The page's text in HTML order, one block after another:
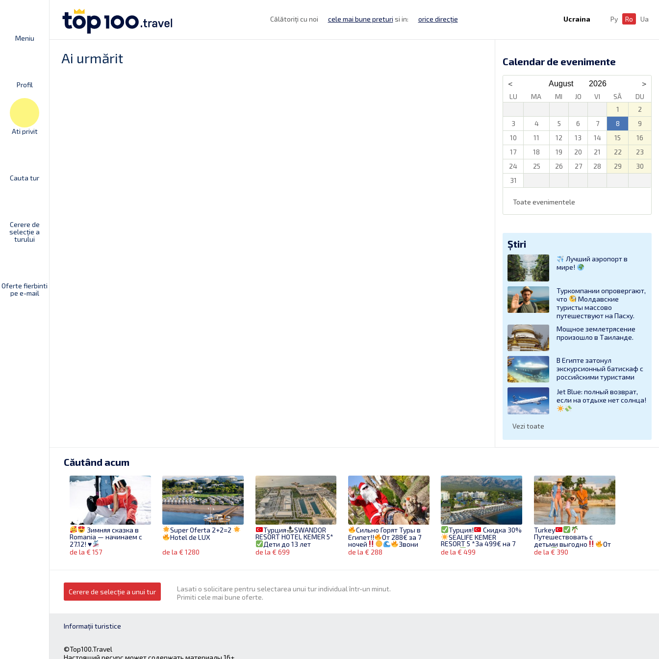
Meniu
Profil
Ati privit
Cauta tur
Cerere de
selecție a
turului
Oferte fierbinti
pe e-mail
Călătoriți cu noi cele mai bune preturi si in: orice direcție Ucraina Ру Ro Ua
Ai urmărit Calendar de evenimente
LU MA MI JO VI SÂ
DU
1
2
3
4 5 6 7 8
9
10
11 12 13 14 15
16
17
18 19 20 21 22
23
24
25 26 27 28 29
30
31
Toate evenimentele
Știri
Лучший аэропорт в
мире!
Туркомпании опровергают,
что
Молдавские
туристы массово
путешествуют на Пасху.
Мощное землетрясение
произошло в Таиланде.
В Египте затонул
экскурсионный батискаф с
российскими туристами
Jet Blue: полный возврат,
если на отдыхе нет солнца!
Vezi toate
Căutând acum
Зимняя сказка в
Romania — начинаем с
27.12! ♥
de la € 157
Super Oferta 2+2=2
Hotel de LUX
de la € 1280
Турция
SWANDOR
RESORT HOTEL KEMER 5*
Дети до 13 лет
отдыхают бесплатно*
de la € 699
Сильно Горят Туры в
Египет!!
От 288€ за 7
ночей
Звони
сейчас!
de la € 288
Турция!
Скидка 30%
SEALIFE KEMER
RESORT 5 *За 499€ на 7
дней!
Бронируй
сейчас!
de la € 499
Turkey
Путешествовать с
детьми выгодно
От
390€
Бронируй сейчас!
de la € 390
Muntenegru cu zbor
de la € 390
Cerere de selecție a unui tur
Lasati o solicitare pentru selectarea unui tur individual într-un minut.
Primiti cele mai bune oferte.
Informații turistice
©Top100.Travel
Настоящий ресурс может содержать материалы 16+